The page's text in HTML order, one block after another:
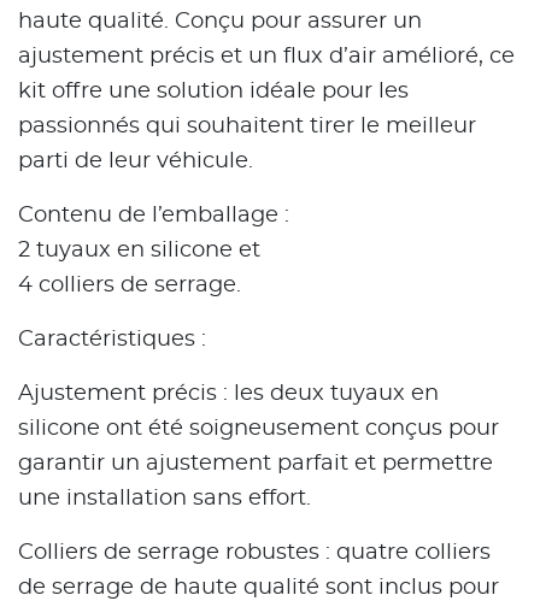
haute qualité. Conçu pour assurer un
ajustement précis et un flux d’air amélioré, ce
kit offre une solution idéale pour les
passionnés qui souhaitent tirer le meilleur
parti de leur véhicule.
Contenu de l’emballage :
2 tuyaux en silicone et
4 colliers de serrage.
Caractéristiques :
Ajustement précis : les deux tuyaux en
silicone ont été soigneusement conçus pour
garantir un ajustement parfait et permettre
une installation sans effort.
Colliers de serrage robustes : quatre colliers
de serrage de haute qualité sont inclus pour